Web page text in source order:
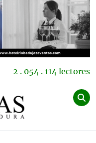
2 . 054 . 114 lectores